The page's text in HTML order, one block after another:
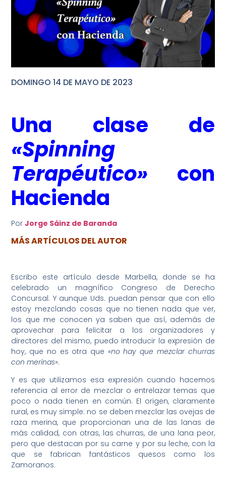
DOMINGO 14 DE MAYO DE 2023
Una clase de
«Spinning
Terapéutico» con
Hacienda
PorJorge Sáinz de Baranda
MÁS ARTÍCULOS DEL AUTOR
Escribo este artículo desde Marbella, donde se ha
celebrado un magnífico Congreso de Derecho
Concursal. Y aunque Uds. puedan pensar que con ello
estoy mezclando cosas que no tienen nada que ver,
los que me conocen ya saben que así, además de
aprovechar para felicitar a los organizadores y
directores del mismo, puedo introducir la expresión de
hoy, que no es otra que «no hay que mezclar churras
con merinas».
Y es que utilizamos esa expresión cuando hacemos
referencia al error de mezclar o entrelazar temas que
poco o nada tienen en común. El origen, claramente
rural, es muy simple: no se deben mezclar las ovejas de
raza merina, que proporcionan una de las lanas de
más calidad, con otras, las churras, de una lana peor,
pero que destacan por su carne y por su leche, con la
que se fabrican fantásticos quesos como los
Zamoranos.